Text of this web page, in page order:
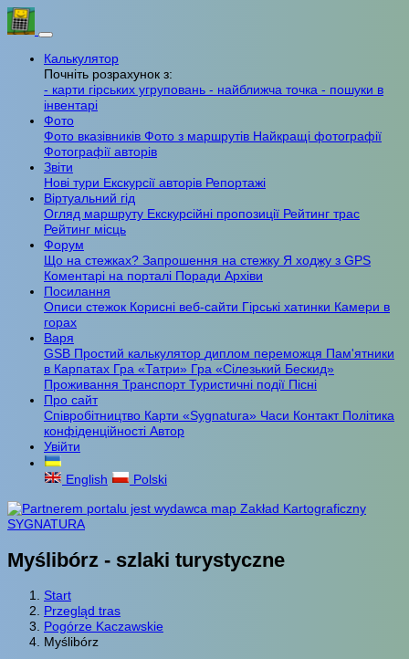
Калькулятор
Почніть розрахунок з:
- карти гірських угруповань - найближча точка - пошуки в
інвентарі
Фото
Фото вказівників Фото з маршрутів Найкращі фотографії
Фотографії авторів
Звіти
Нові тури Екскурсії авторів Репортажі
Віртуальний гід
Огляд маршруту Екскурсійні пропозиції Рейтинг трас
Рейтинг місць
Форум
Що на стежках? Запрошення на стежку Я ходжу з GPS
Коментарі на порталі Поради Архіви
Посилання
Описи стежок Корисні веб-сайти Гірські хатинки Камери в
горах
Варя
GSB Простий калькулятор диплом переможця Пам'ятники
в Карпатах Гра «Татри» Гра «Сілезький Бескид»
Проживання ТранспортТуристичні події Пісні
Про сайт
Співробітництво Карти «Sygnatura» Часи Контакт Політика
конфіденційності Автор
Увійти
English Polski
Myślibórz - szlaki turystyczne
Start
Przegląd tras
Pogórze Kaczawskie
Myślibórz